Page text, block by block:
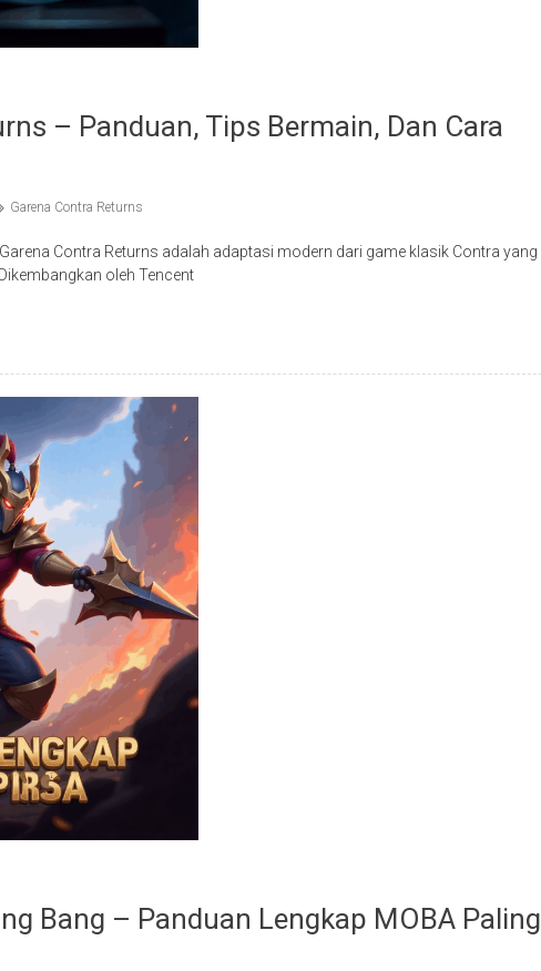
– Panduan, Tips Bermain, Dan Cara
Garena Contra Returns
Contra Returns adalah adaptasi modern dari game klasik Contra yang
oleh Tencent
Bang – Panduan Lengkap MOBA Paling